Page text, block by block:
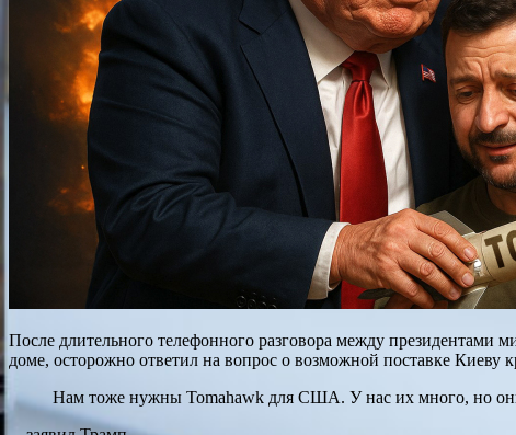
После длительного телефонного разговора между
доме, осторожно ответил на вопрос о возможной поставке Киеву
Нам тоже нужны Tomahawk для США. У нас их много, но